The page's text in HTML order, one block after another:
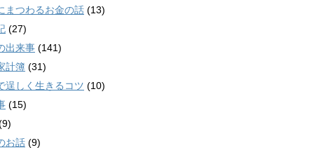
まつわるお金の話 (13)
(27)
出来事 (141)
計簿 (31)
逞しく生きるコツ (10)
(15)
お話 (9)